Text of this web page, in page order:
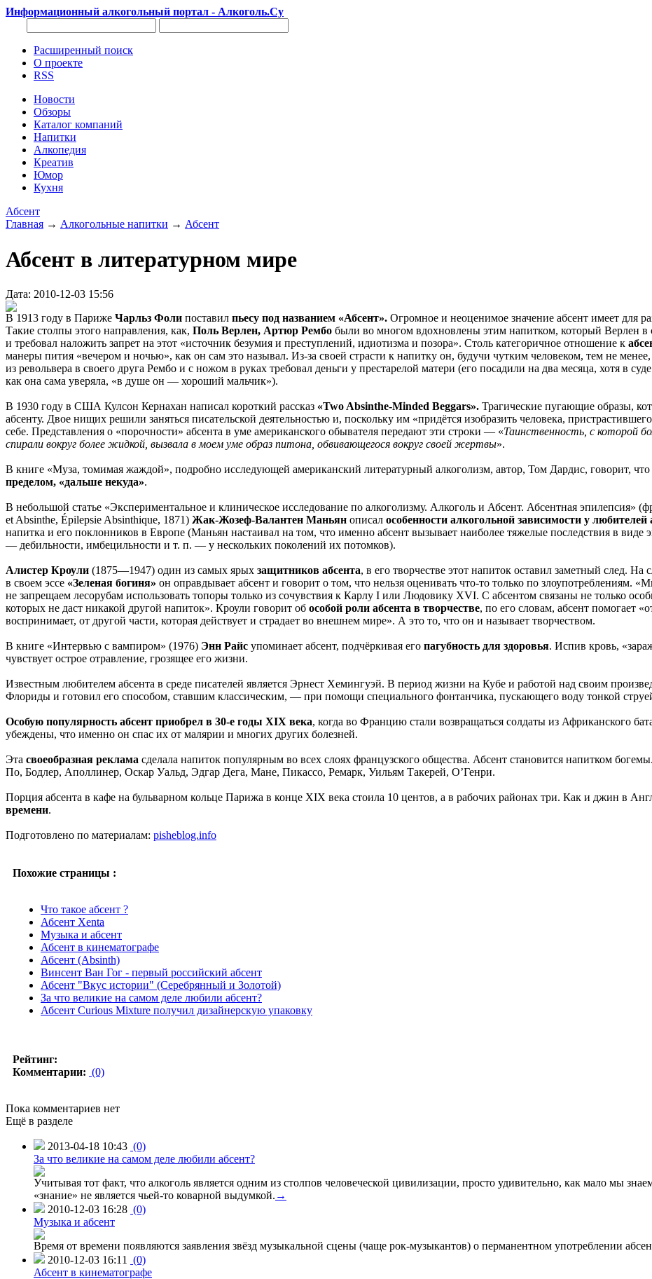
Информационный алкогольный портал - Алкоголь.Су
Расширенный поиск
О проекте
RSS
Новости
Обзоры
Каталог компаний
Напитки
Алкопедия
Креатив
Юмор
Кухня
Абсент
Главная → Алкогольные напитки → Абсент
Абсент в литературном мире
Дата: 2010-12-03 15:56
В 1913 году в Париже Чарльз Фоли поставил пьесу под названием «Абсент». Огромное и неоценимое значение абсент имеет для
Такие столпы этого направления, как, Поль Верлен, Артюр Рембо были во многом вдохновлены этим напитком, который Верлен в
и требовал наложить запрет на этот «источник безумия и преступлений, идиотизма и позора». Столь категоричное отношение к
манеры пития «вечером и ночью», как он сам это называл. Из-за своей страсти к напитку он, будучи чутким человеком, тем не
из револьвера в своего друга Рембо и с ножом в руках требовал деньги у престарелой матери (его посадили на два месяца, хотя в
как она сама уверяла, «в душе он — хороший мальчик»).
В 1930 году в США Кулсон Кернахан написал короткий рассказ «Two Absinthe-Minded Beggars». Трагические пугающие образы,
абсенту. Двое нищих решили заняться писательской деятельностью и, поскольку им «придётся изобразить человека,
себе. Представления о «порочности» абсента в уме американского обывателя передают эти строки — «Таинственность, с которой
спирали вокруг более жидкой, вызвала в моем уме образ питона, обвивающегося вокруг своей жертвы».
В книге «Муза, томимая жаждой», подробно исследующей американский литературный алкоголизм, автор, Том Дардис, говорит, что
пределом, «дальше некуда».
В небольшой статье «Экспериментальное и клиническое исследование по алкоголизму. Алкоголь и Абсент. Абсентная эпилепсия»
et Absinthe, Épilepsie Absinthique, 1871) Жак-Жозеф-Валантен Маньян описал особенности алкогольной зависимости у любителей
напитка и его поклонников в Европе (Маньян настаивал на том, что именно абсент вызывает наиболее тяжелые последствия в виде
— дебильности, имбецильности и т. п. — у нескольких поколений их потомков).
Алистер Кроули (1875—1947) один из самых ярых защитников абсента, в его творчестве этот напиток оставил заметный след.
в своем эссе «Зеленая богиня» он оправдывает абсент и говорит о том, что нельзя оценивать что-то только по
не запрещаем лесорубам использовать топоры только из сочувствия к Карлу I или Людовику XVI. С абсентом связаны не только
которых не даст никакой другой напиток». Кроули говорит об особой роли абсента в творчестве, по его словам, абсент помогает
воспринимает, от другой части, которая действует и страдает во внешнем мире». А это то, что он и называет творчеством.
В книге «Интервью с вампиром» (1976) Энн Райс упоминает абсент, подчёркивая его пагубность для здоровья. Испив кровь,
чувствует острое отравление, грозящее его жизни.
Известным любителем абсента в среде писателей является Эрнест Хемингуэй. В период жизни на Кубе и работой над своим
Флориды и готовил его способом, ставшим классическим, — при помощи специального фонтанчика, пускающего воду тонкой струей
Особую популярность абсент приобрел в 30-е годы XIX века, когда во Францию стали возвращаться солдаты из Африканского
убеждены, что именно он спас их от малярии и многих других болезней.
Эта своеобразная реклама сделала напиток популярным во всех слоях французского общества. Абсент становится напитком
По, Бодлер, Аполлинер, Оскар Уальд, Эдгар Дега, Мане, Пикассо, Ремарк, Уильям Такерей, O’Генри.
Порция абсента в кафе на бульварном кольце Парижа в конце XIX века стоила 10 центов, а в рабочих районах три. Как и джин в
времени.
Подготовлено по материалам: pisheblog.info
Похожие страницы :
Что такое абсент ?
Абсент Xenta
Музыка и абсент
Абсент в кинематографе
Абсент (Absinth)
Винсент Ван Гог - первый российский абсент
Абсент "Вкус истории" (Серебрянный и Золотой)
За что великие на самом деле любили абсент?
Абсент Curious Mixture получил дизайнерскую упаковку
Рейтинг:
Комментарии: (0)
Пока комментариев нет
Ещё в разделе
2013-04-18 10:43 (0)
За что великие на самом деле любили абсент?
Учитывая тот факт, что алкоголь является одним из столпов человеческой цивилизации, просто удивительно, как мало мы
«знание» не является чьей-то коварной выдумкой. →
2010-12-03 16:28 (0)
Музыка и абсент
Время от времени появляются заявления звёзд музыкальной сцены (чаще рок-музыкантов) о перманентном употреблении
2010-12-03 16:11
(0)
Абсент в кинематографе